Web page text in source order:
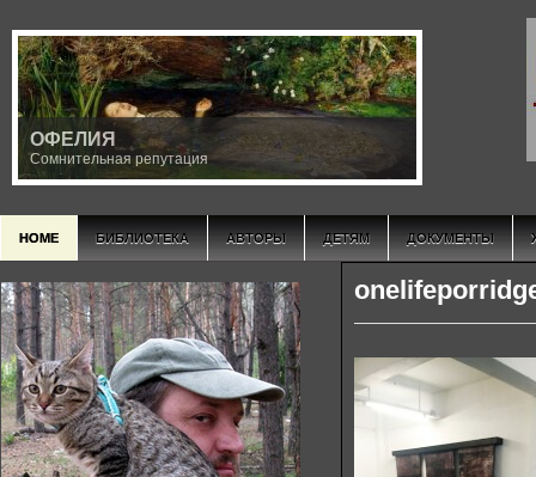
ОФЕЛИЯ
Сомнительная репутация
HOME БИБЛИОТЕКА АВТОРЫ ДЕТЯМ ДОКУМЕНТЫ